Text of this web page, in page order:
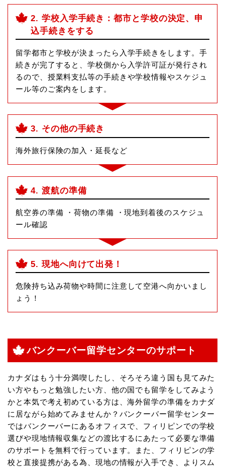
2. 学校入学手続き：都市と学校の決定、申
込手続きをする
留学都市と学校が決まったら入学手続きをします。手
続きが完了すると、学校側から入学許可証が発行され
るので、授業料支払等の手続きや学校情報やスケジュ
ール等のご案内をします。
3. その他の手続き
海外旅行保険の加入・延長など
4. 渡航の準備
航空券の準備 ・荷物の準備 ・現地到着後のスケジュ
ール確認
5. 現地へ向けて出発！
危険持ち込み荷物や時間に注意して空港へ向かいまし
ょう！
バンクーバー留学センターのサポート
カナダはもう十分満喫したし、そろそろ違う国も見てみた
い方やもっと勉強したい方、他の国でも留学をしてみよう
かと本気で考え初めている方は、海外留学の準備をカナダ
に居ながら始めてみませんか？バンクーバー留学センター
ではバンクーバーにあるオフィスで、フィリピンでの学校
選びや現地情報収集などの渡比するにあたって必要な準備
のサポートを無料で行っています。また、フィリピンの学
校と直接提携がある為、現地の情報が入手でき、よりスム